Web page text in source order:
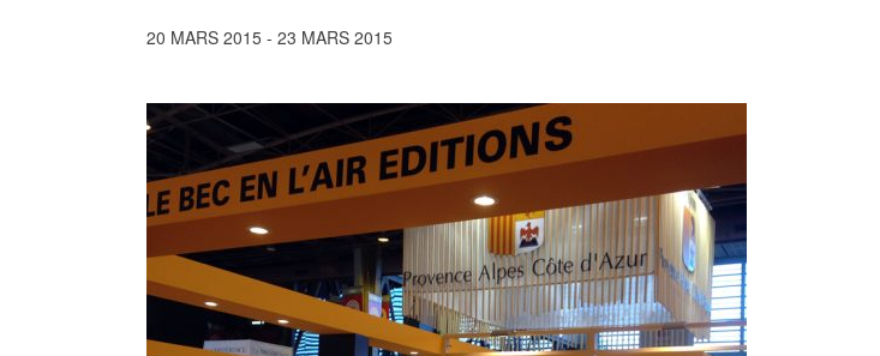
20 MARS 2015 - 23 MARS 2015